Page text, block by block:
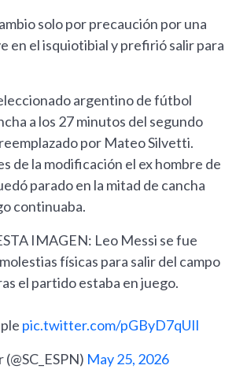
solo por precaución por una
en el isquiotibial y prefirió salir para
argentino de fútbol
a los 27 minutos del segundo
por Mateo Silvetti.
de la modificación el ex hombre de
parado en la mitad de cancha
continuaba.
IMAGEN: Leo Messi se fue
físicas para salir del campo
el partido estaba en juego.
pic.twitter.com/pGByD7qUIl
May 25, 2026